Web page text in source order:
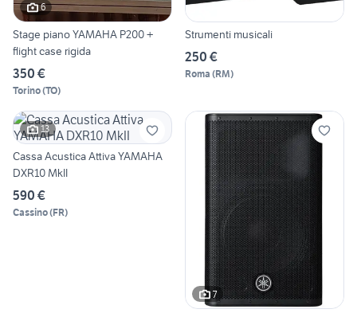
6
Stage piano YAMAHA P200 +
flight case rigida
350 €
Torino(TO)
Strumenti musicali
250 €
Roma (RM)
13
Cassa Acustica Attiva YAMAHA
DXR10 MkII
590 €
Cassino(FR)
7